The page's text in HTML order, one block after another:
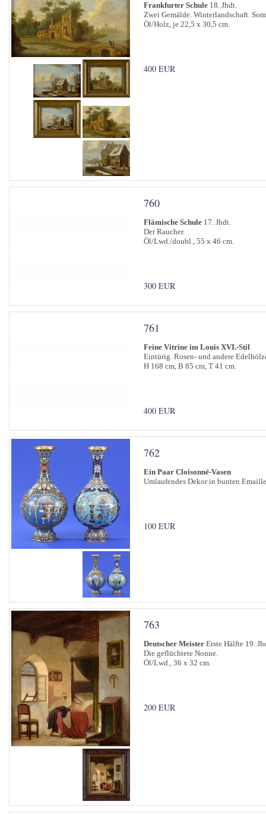
Frankfurter Schule 18. Jhdt.
Zwei Gemälde. Winterlandschaft.
Öl/Holz, je 22,5 x 30,5 cm.
400 EUR
760
Flämische Schule 17. Jhdt.
Der Raucher.
Öl/Lwd./doubl., 55 x 46 cm.
300 EUR
761
Feine Vitrine im Louis XVI.-Stil
Eintürig. Rosen- und andere
H 168 cm, B 85 cm, T 41 cm.
400 EUR
762
Ein Paar Cloisonné-Vasen
Umlaufendes Dekor in bunten
100 EUR
763
Deutscher Meister Erste Hälfte 19.
Die geflüchtete Nonne.
Öl/Lwd., 36 x 32 cm.
200 EUR